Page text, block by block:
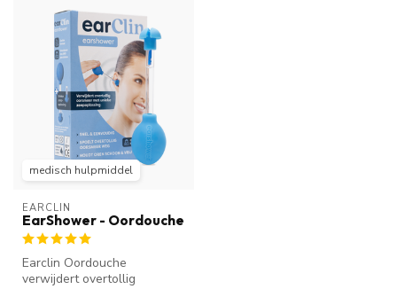
medisch hulpmiddel
EARCLIN
EarShower - Oordouche
Earclin Oordouche
verwijdert overtollig